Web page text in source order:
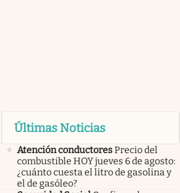
Últimas Noticias
Atención conductoresPrecio del
combustible HOY jueves 6 de agosto:
¿cuánto cuesta el litro de gasolina y
el de gasóleo?